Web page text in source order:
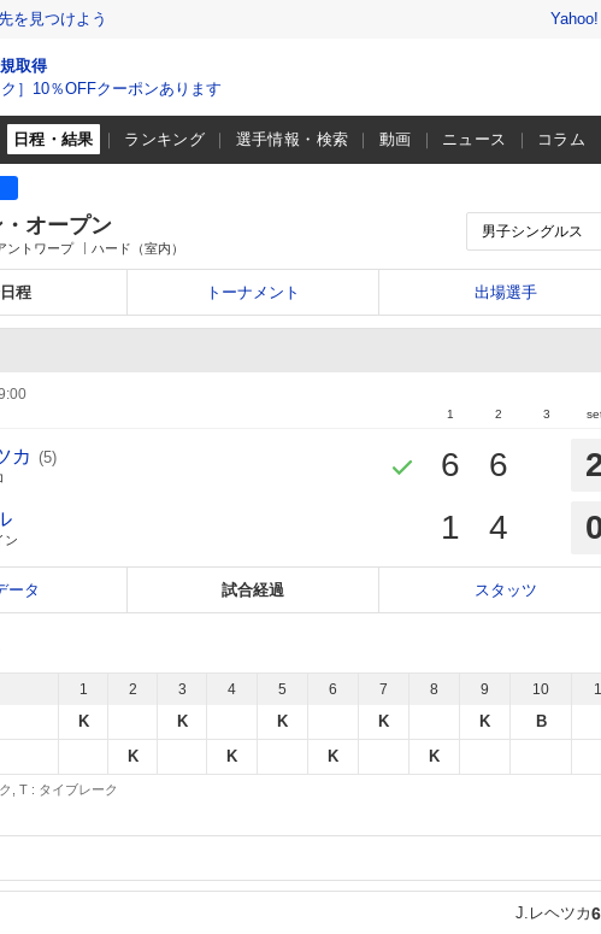
を見つけよう
取得
ク］10％OFFクーポンあります
日程・結果 ランキング 選手情報・検索 動画 ニュース コラム
オープン
ントワープ ハード（室内）
程 トーナメント 出場選手
1 2 3
カ (5) 6 6
ン 1 4
ータ 試合経過 スタッツ
1 2 3 4 5 6 7 8 9 10
K K K K K
B
K K K K
, T : タイブレーク
J.レヘツカ6